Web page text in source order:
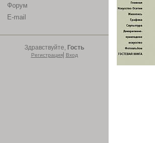
Форум
E-mail
Здравствуйте, Гость
Регистрация| Вход